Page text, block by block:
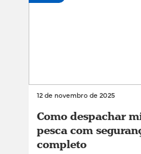
12 de novembro de 2025
Como despachar
pesca com
completo